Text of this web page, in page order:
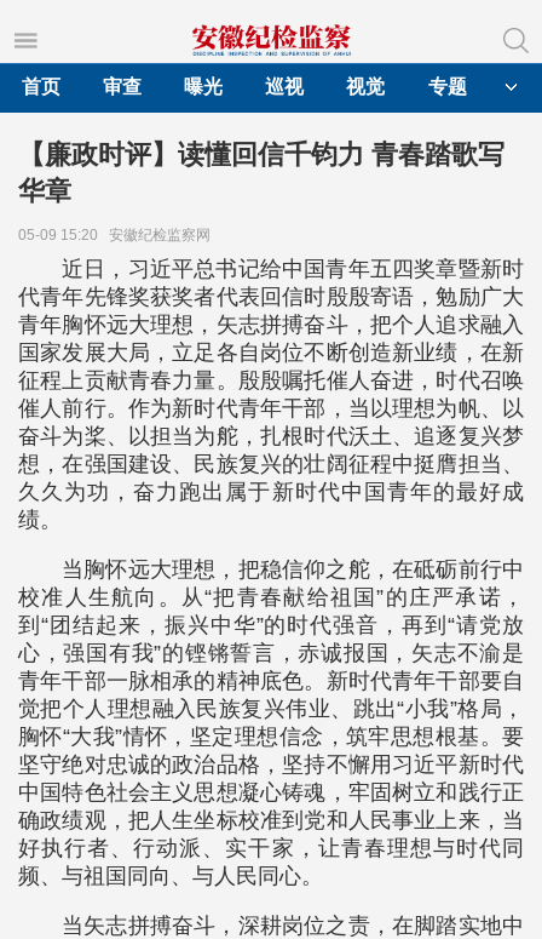
首页
审查 曝光 巡视 视觉 专题
【廉政时评】读懂回信千钧力 青春踏歌写
华章
05-09 15:20 安徽纪检监察网
近日，习近平总书记给中国青年五四奖章暨新时
代青年先锋奖获奖者代表回信时殷殷寄语，勉励广大
青年胸怀远大理想，矢志拼搏奋斗，把个人追求融入
国家发展大局，立足各自岗位不断创造新业绩，在新
征程上贡献青春力量。殷殷嘱托催人奋进，时代召唤
催人前行。作为新时代青年干部，当以理想为帆、以
奋斗为桨、以担当为舵，扎根时代沃土、追逐复兴梦
想，在强国建设、民族复兴的壮阔征程中挺膺担当、
久久为功，奋力跑出属于新时代中国青年的最好成
绩。
当胸怀远大理想，把稳信仰之舵，在砥砺前行中
校准人生航向。从“把青春献给祖国”的庄严承诺，
到“团结起来，振兴中华”的时代强音，再到“请党放
心，强国有我”的铿锵誓言，赤诚报国，矢志不渝是
青年干部一脉相承的精神底色。新时代青年干部要自
觉把个人理想融入民族复兴伟业、跳出“小我”格局，
胸怀“大我”情怀，坚定理想信念，筑牢思想根基。要
坚守绝对忠诚的政治品格，坚持不懈用习近平新时代
中国特色社会主义思想凝心铸魂，牢固树立和践行正
确政绩观，把人生坐标校准到党和人民事业上来，当
好执行者、行动派、实干家，让青春理想与时代同
频、与祖国同向、与人民同心。
当矢志拼搏奋斗，深耕岗位之责，在脚踏实地中